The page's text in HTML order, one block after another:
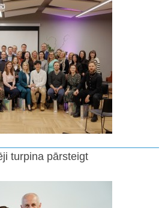
turpina pārsteigt